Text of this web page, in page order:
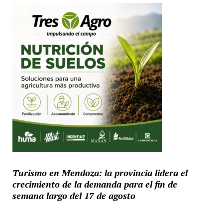
Turismo en Mendoza: la provincia lidera el
crecimiento de la demanda para el fin de
semana largo del 17 de agosto